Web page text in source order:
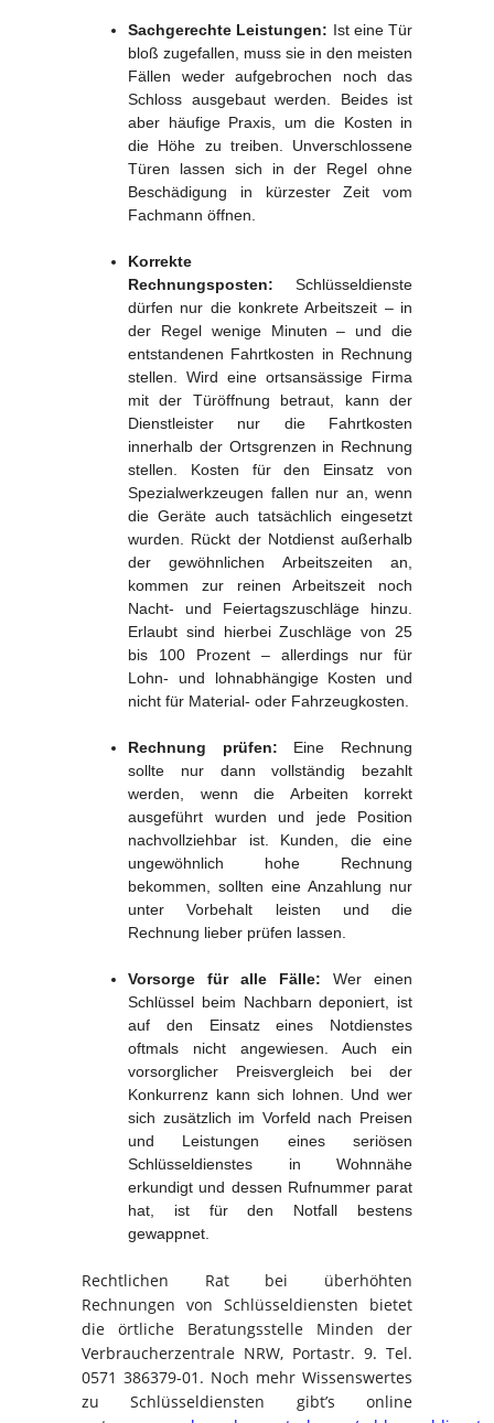
Sachgerechte Leistungen: Ist eine Tür
bloß zugefallen, muss sie in den meisten
Fällen weder aufgebrochen noch das
Schloss ausgebaut werden. Beides ist
aber häufige Praxis, um die Kosten in
die Höhe zu treiben. Unverschlossene
Türen lassen sich in der Regel ohne
Beschädigung in kürzester Zeit vom
Fachmann öffnen.
Korrekte
Rechnungsposten: Schlüsseldienste
dürfen nur die konkrete Arbeitszeit – in
der Regel wenige Minuten – und die
entstandenen Fahrtkosten in Rechnung
stellen. Wird eine ortsansässige Firma
mit der Türöffnung betraut, kann der
Dienstleister nur die Fahrtkosten
innerhalb der Ortsgrenzen in Rechnung
stellen. Kosten für den Einsatz von
Spezialwerkzeugen fallen nur an, wenn
die Geräte auch tatsächlich eingesetzt
wurden. Rückt der Notdienst außerhalb
der gewöhnlichen Arbeitszeiten an,
kommen zur reinen Arbeitszeit noch
Nacht- und Feiertagszuschläge hinzu.
Erlaubt sind hierbei Zuschläge von 25
bis 100 Prozent – allerdings nur für
Lohn- und lohnabhängige Kosten und
nicht für Material- oder Fahrzeugkosten.
Rechnung prüfen: Eine Rechnung
sollte nur dann vollständig bezahlt
werden, wenn die Arbeiten korrekt
ausgeführt wurden und jede Position
nachvollziehbar ist. Kunden, die eine
ungewöhnlich hohe Rechnung
bekommen, sollten eine Anzahlung nur
unter Vorbehalt leisten und die
Rechnung lieber prüfen lassen.
Vorsorge für alle Fälle: Wer einen
Schlüssel beim Nachbarn deponiert, ist
auf den Einsatz eines Notdienstes
oftmals nicht angewiesen. Auch ein
vorsorglicher Preisvergleich bei der
Konkurrenz kann sich lohnen. Und wer
sich zusätzlich im Vorfeld nach Preisen
und Leistungen eines seriösen
Schlüsseldienstes in Wohnnähe
erkundigt und dessen Rufnummer parat
hat, ist für den Notfall bestens
gewappnet.
Rechtlichen Rat bei überhöhten
Rechnungen von Schlüsseldiensten bietet
die örtliche Beratungsstelle Minden der
Verbraucherzentrale NRW, Portastr. 9. Tel.
0571 386379-01. Noch mehr Wissenswertes
zu Schlüsseldiensten gibt’s online